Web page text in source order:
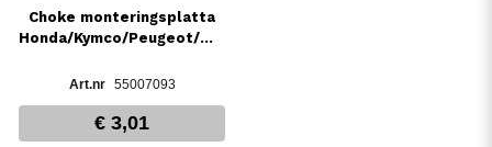
Choke monteringsplatta
Honda/Kymco/Peugeot/mfl.
55007093
€ 3,01